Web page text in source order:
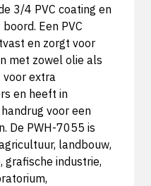
3/4 PVC coating en
Een PVC
en zorgt voor
met zowel olie als
voor extra
en heeft in
voor een
De PWH-7055 is
landbouw,
grafische industrie,